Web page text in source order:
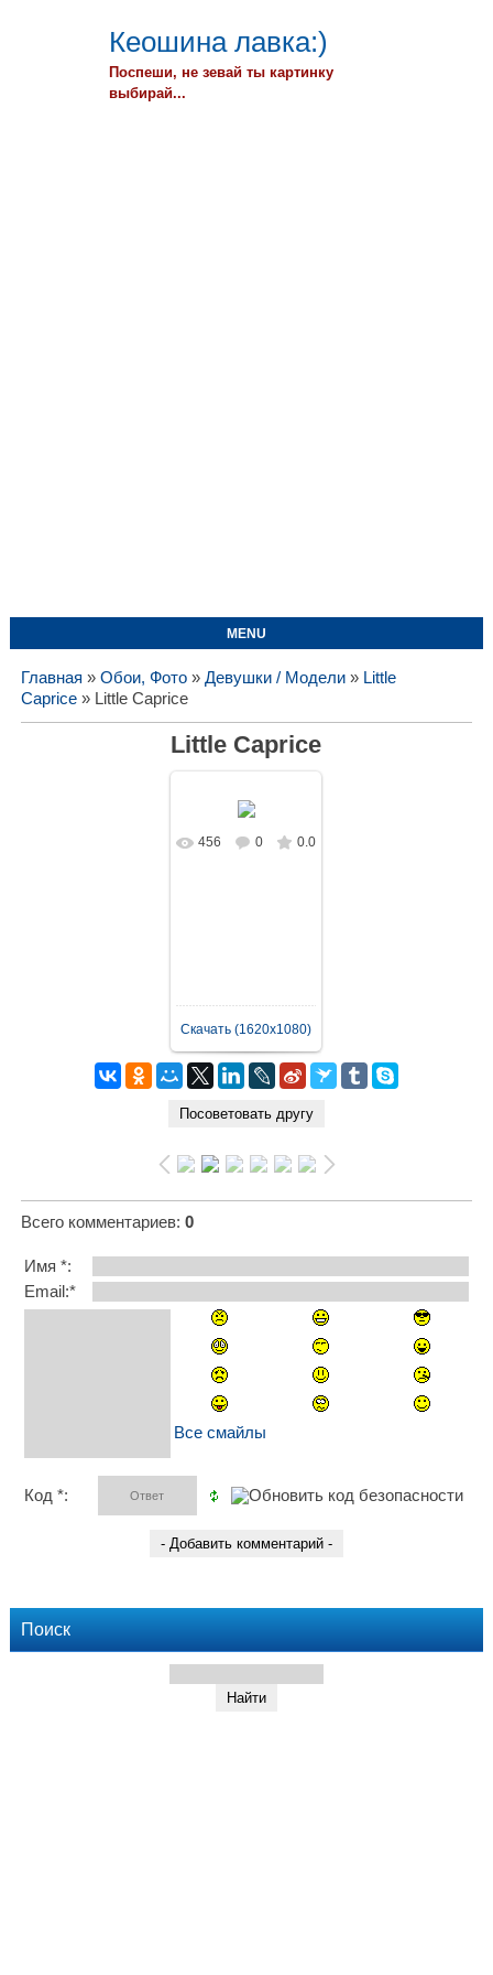
Кеошина лавка:)
Поспеши, не зевай ты картинку
выбирай...
MENU
Главная » Обои, Фото» Девушки / Модели» Little
Caprice» Little Caprice
Little Caprice
В реальном
456 0 0.0
Скачать (1620x1080)
Всего комментариев: 0
Имя *:
Email:*
Все смайлы
Код *:
Поиск